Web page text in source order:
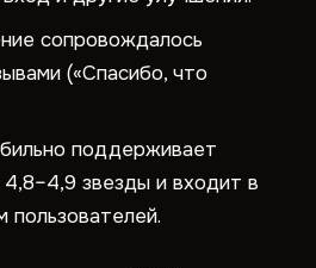
сопровождалось
(«Спасибо, что
поддерживает
4,8–4,9 звезды и входит в
пользователей.